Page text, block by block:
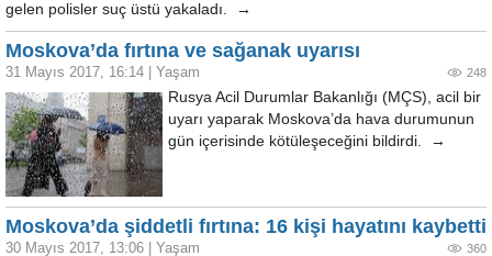
gelen polisler suç üstü yakaladı. →
Moskova’da fırtına ve sağanak uyarısı
31 Mayıs 2017, 16:14 Yaşam 248
Rusya Acil Durumlar Bakanlığı (MÇS), acil bir
uyarı yaparak Moskova’da hava durumunun
gün içerisinde kötüleşeceğini bildirdi. →
Moskova’da şiddetli fırtına: 16 kişi hayatını kaybetti
30 Mayıs 2017, 13:06 Yaşam 360